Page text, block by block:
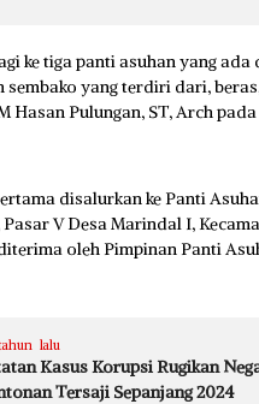
ke tiga panti asuhan yang
yang terdiri dari,
Hasan Pulungan, ST, Arch
disalurkan ke Panti
V Desa Marindal I,
oleh Pimpinan Panti
lalu
Kasus Korupsi Rugikan
Tersaji Sepanjang 2024